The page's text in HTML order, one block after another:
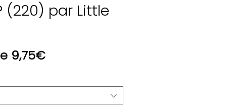
(220) par Little
9,75€Prix